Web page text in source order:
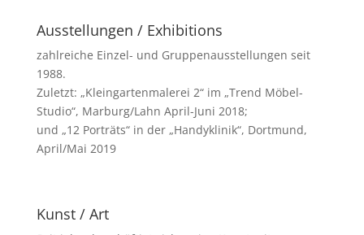
Ausstellungen / Exhibitions
zahlreiche Einzel- und Gruppenausstellungen seit
1988.
Zuletzt: „Kleingartenmalerei 2“ im „Trend Möbel-
Studio“, Marburg/Lahn April-Juni 2018;
und „12 Porträts“ in der „Handyklinik“, Dortmund,
April/Mai 2019
Kunst / Art